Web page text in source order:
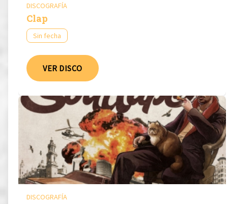
DISCOGRAFÍA
Clap
Sin fecha
VER DISCO
DISCOGRAFÍA